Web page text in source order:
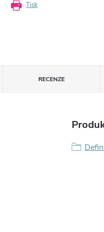
Tisk
RECENZE